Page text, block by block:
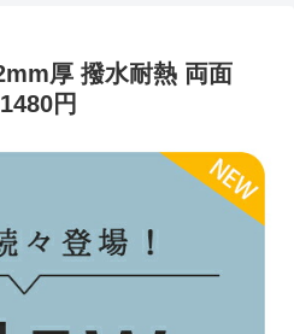
厚 撥水耐熱 両面
円